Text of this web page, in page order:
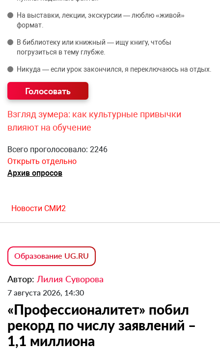
На выставки, лекции, экскурсии — люблю «живой»
формат.
В библиотеку или книжный — ищу книгу, чтобы
погрузиться в тему глубже.
Никуда — если урок закончился, я переключаюсь на отдых.
Взгляд зумера: как культурные привычки
влияют на обучение
Всего проголосовало: 2246
Открыть отдельно
Архив опросов
Новости СМИ2
Образование UG.RU
Автор: Лилия Суворова
7 августа 2026, 14:30
«Профессионалитет» побил
рекорд по числу заявлений –
1,1 миллиона